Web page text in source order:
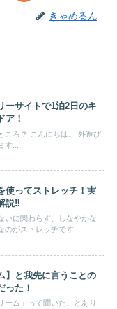
きゃめるん
ーサイトで1泊2日のキ
ア！
。 外遊び
...
使ってストレッチ！実
説‼
いに関わらず、しなやかな
のがストレッチです...
】と我先に言うことの
った！
ム」って聞いたことあり